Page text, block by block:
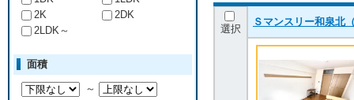
選択
Ｓマンスリー和泉北
2K
2DK
2LDK～
面積
～